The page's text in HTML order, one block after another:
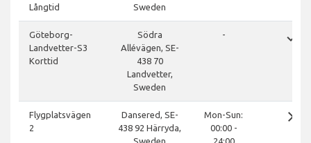
Långtid
Sweden
Göteborg-
Landvetter-S3
Korttid
Södra
Allévägen, SE-
438 70
Landvetter,
Sweden
- done
Flygplatsvägen
2
Dansered, SE-
438 92 Härryda,
Mon-Sun:
00:00 -
close